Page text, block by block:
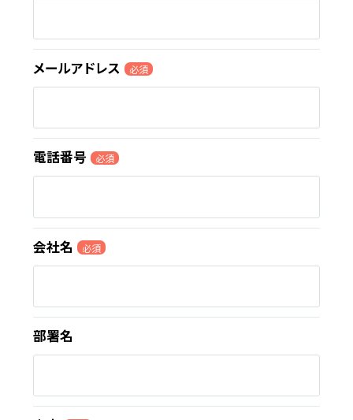
メールアドレス 必須
電話番号 必須
会社名 必須
部署名